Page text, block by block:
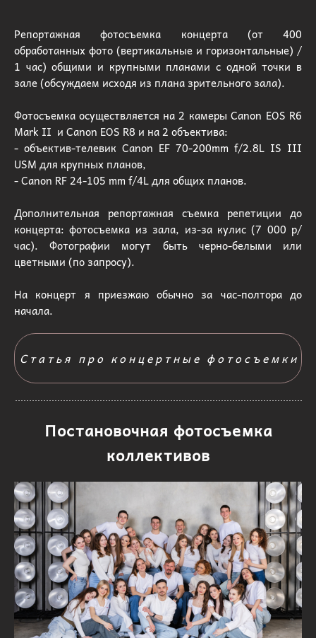
Репортажная фотосъемка концерта (от 400
обработанных фото (вертикальные и горизонтальные) /
1 час) общими и крупными планами с одной точки в
зале (обсуждаем исходя из плана зрительного зала).
Фотосъемка осуществляется на 2 камеры Canon EOS R6
Mark II и Canon EOS R8 и на 2 объектива:
- объектив-телевик Canon EF 70-200mm f/2.8L IS III
USM для крупных планов,
- Canon RF 24-105 mm f/4L для общих планов.
Дополнительная репортажная съемка репетиции до
концерта: фотосъемка из зала, из-за кулис (7 000 р/
час). Фотографии могут быть черно-белыми или
цветными (по запросу).
На концерт я приезжаю обычно за час-полтора до
начала.
Статья про концертные фотосъемки
Постановочная фотосъемка
коллективов